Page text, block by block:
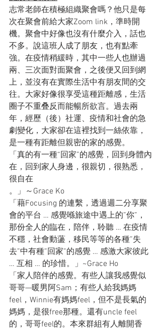
志常老師在積極組織聚會嗎？他只是每
次在聚會前給大家Zoom link，準時開
機。聚會中好像也沒有什麼介入，話也
不多。說這班人成了朋友，也有點牽
強。在疫情稍緩時，其中一些人也辦過
兩、三次面對面聚會，之後便又回到網
上，並沒有在實際生活中有朋友間的交
往。大家好像很享受這種距離感，生活
圈子不重叠反而能暢所欲言。過去兩
年，經歷（後）社運、疫情和社會的急
劇變化，大家卻在這裡找到一絲依靠，
是一種有距離但親密的家的感覺。
「真的有一種“回家”的感覺，回到身體內
在，回到家人身邊，很親切，很熟悉，
很自在
。」～Grace Ko
「藉Focusing 的連繫，透過週二分享聚
會的平台 … 感覺喺旅途中遇上的”你”，
那份全人的臨在，陪伴，聆聽 … 在疫情
不穩，社會動蘯，移民等等的各種”失
去”中有種”回家”的感覺 … 感激大家彼此
… 互相 … 的珍惜。」~Grace Ho
「家人陪伴的感覺。有些人讓我感覺似
哥哥—暖男阿Sam；有些人給我媽媽
feel，Winnie有媽媽feel，但不是長氣的
媽媽，是很free那種。還有uncle feel
的，哥哥feel的。本來群組有人離開香